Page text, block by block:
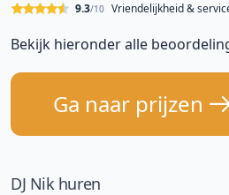
Vriendelijkheid &
9.3/10
Bekijk hieronder alle
Ga naar prijzen
DJ Nik huren